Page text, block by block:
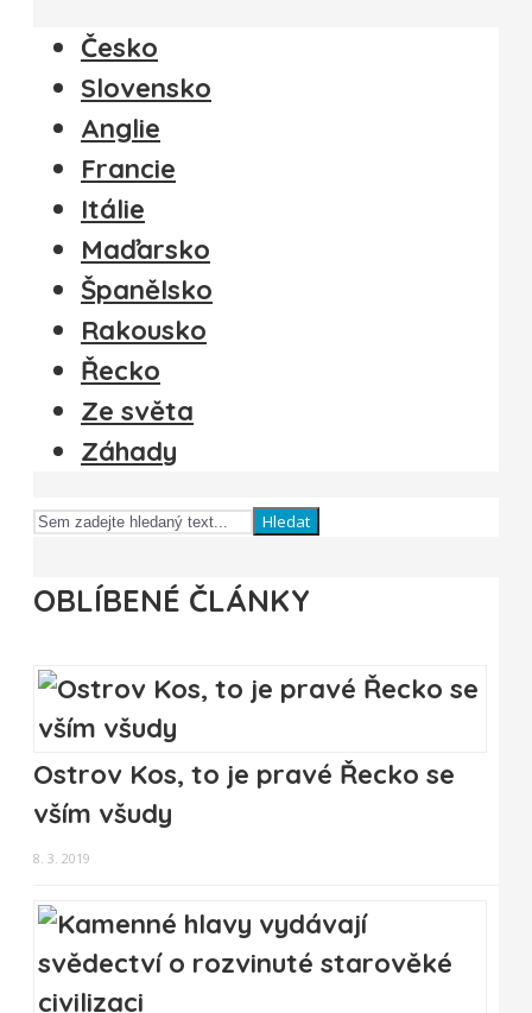
Česko
Slovensko
Anglie
Francie
Itálie
Maďarsko
Španělsko
Rakousko
Řecko
Ze světa
Záhady
Hledat
OBLÍBENÉ ČLÁNKY
Ostrov Kos, to je pravé Řecko se
vším všudy
8. 3. 2019